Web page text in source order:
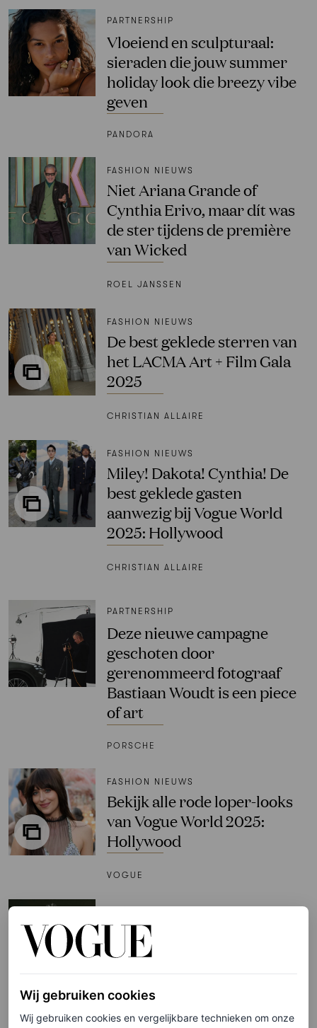
PARTNERSHIP
Vloeiend en sculpturaal:
sieraden die jouw summer
holiday look die breezy vibe
geven
PANDORA
FASHION NIEUWS
Niet Ariana Grande of
Cynthia Erivo, maar dít was
de ster tijdens de première
van Wicked
ROEL JANSSEN
FASHION NIEUWS
De best geklede sterren van
het LACMA Art + Film Gala
2025
CHRISTIAN ALLAIRE
FASHION NIEUWS
Miley! Dakota! Cynthia! De
best geklede gasten
aanwezig bij Vogue World
2025: Hollywood
CHRISTIAN ALLAIRE
PARTNERSHIP
Deze nieuwe campagne
geschoten door
gerenommeerd fotograaf
Bastiaan Woudt is een piece
of art
PORSCHE
FASHION NIEUWS
Bekijk alle rode loper-looks
van Vogue World 2025:
Hollywood
VOGUE
De releasedatum van
‘Wicked: For Good’ is
eindelijk bekend
Wij gebruiken cookies
Wij gebruiken cookies en vergelijkbare technieken om onze